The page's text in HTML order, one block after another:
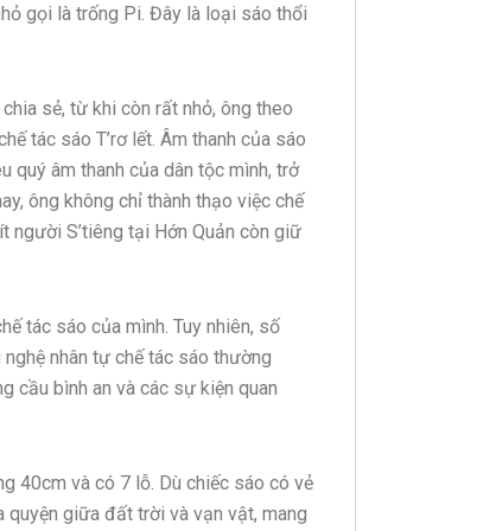
gọi là trống Pi. Đây là loại sáo thổi
sẻ, từ khi còn rất nhỏ, ông theo
tác sáo T’rơ lết. Âm thanh của sáo
quý âm thanh của dân tộc mình, trở
ông không chỉ thành thạo việc chế
người S’tiêng tại Hớn Quản còn giữ
tác sáo của mình. Tuy nhiên, số
nhân tự chế tác sáo thường
cầu bình an và các sự kiện quan
40cm và có 7 lỗ. Dù chiếc sáo có vẻ
giữa đất trời và vạn vật, mang